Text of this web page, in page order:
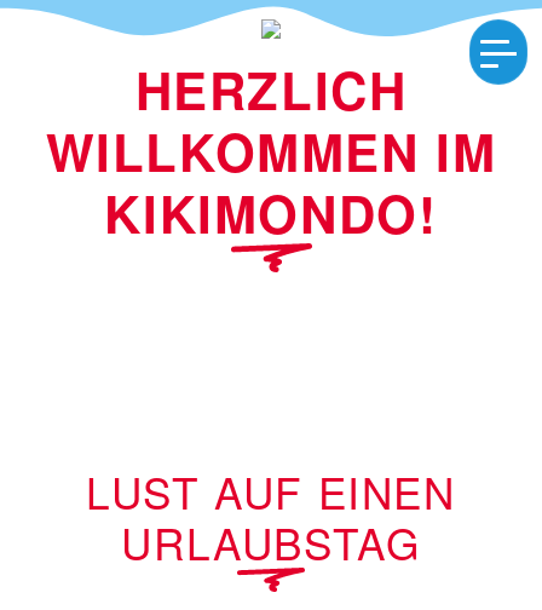
HERZLICH
WILLKOMMEN IM
KIKIMONDO!
LUST AUF EINEN
URLAUBSTAG